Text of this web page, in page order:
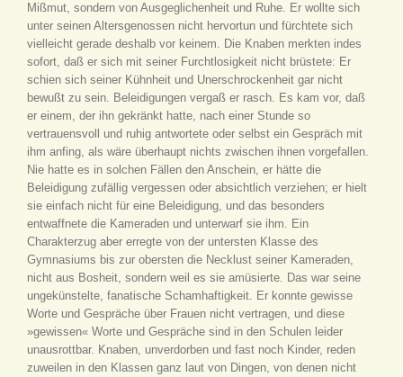
Mißmut, sondern von Ausgeglichenheit und Ruhe. Er wollte sich
unter seinen Altersgenossen nicht hervortun und fürchtete sich
vielleicht gerade deshalb vor keinem. Die Knaben merkten indes
sofort, daß er sich mit seiner Furchtlosigkeit nicht brüstete: Er
schien sich seiner Kühnheit und Unerschrockenheit gar nicht
bewußt zu sein. Beleidigungen vergaß er rasch. Es kam vor, daß
er einem, der ihn gekränkt hatte, nach einer Stunde so
vertrauensvoll und ruhig antwortete oder selbst ein Gespräch mit
ihm anfing, als wäre überhaupt nichts zwischen ihnen vorgefallen.
Nie hatte es in solchen Fällen den Anschein, er hätte die
Beleidigung zufällig vergessen oder absichtlich verziehen; er hielt
sie einfach nicht für eine Beleidigung, und das besonders
entwaffnete die Kameraden und unterwarf sie ihm. Ein
Charakterzug aber erregte von der untersten Klasse des
Gymnasiums bis zur obersten die Necklust seiner Kameraden,
nicht aus Bosheit, sondern weil es sie amüsierte. Das war seine
ungekünstelte, fanatische Schamhaftigkeit. Er konnte gewisse
Worte und Gespräche über Frauen nicht vertragen, und diese
»gewissen« Worte und Gespräche sind in den Schulen leider
unausrottbar. Knaben, unverdorben und fast noch Kinder, reden
zuweilen in den Klassen ganz laut von Dingen, von denen nicht